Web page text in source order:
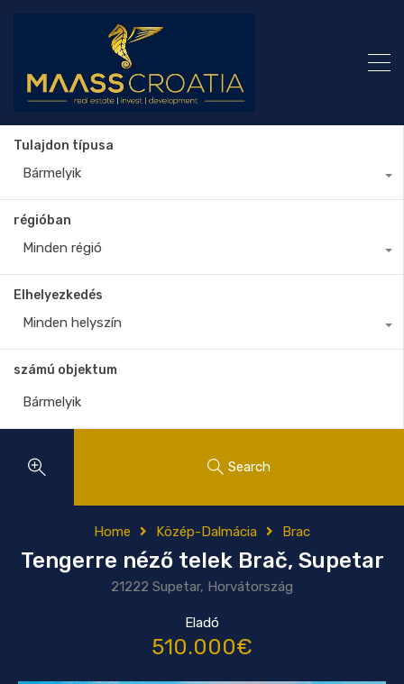
Tulajdon típusa
Bármelyik
régióban
Minden régió
Elhelyezkedés
Minden helyszín
számú objektum
Search
Home Közép-Dalmácia Brac
Tengerre néző telek Brač, Supetar
21222 Supetar, Horvátország
Eladó
510.000€